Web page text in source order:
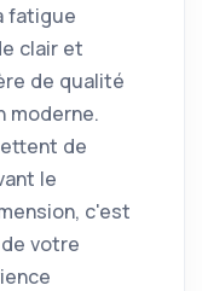
fatigue
clair et
de qualité
moderne.
de
le
c'est
votre